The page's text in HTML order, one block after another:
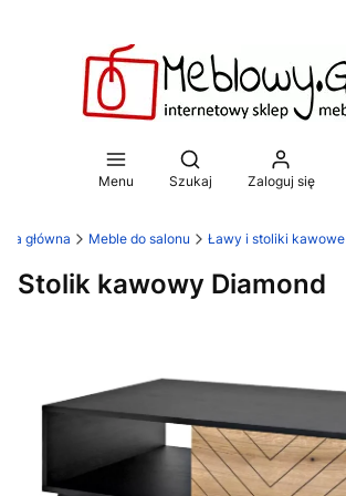
Menu
Otwórz wyszukiwarkę
Szukaj Zaloguj się
główna Meble do salonu Ławy i stoliki kawowe
Stolik kawowy Diamond